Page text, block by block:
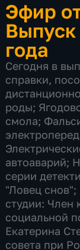
Эфир
Выпуск
года
Сегодня в
справки,
роды;
смола;
автоаварий;
серии
"Ловец снов";
студии: Член
социальной
Екатерина
совета при